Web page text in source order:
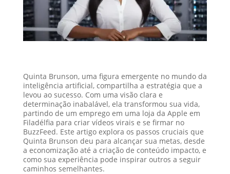
Quinta Brunson, uma figura emergente no mundo da
inteligência artificial, compartilha a estratégia que a
levou ao sucesso. Com uma visão clara e
determinação inabalável, ela transformou sua vida,
partindo de um emprego em uma loja da Apple em
Filadélfia para criar vídeos virais e se firmar no
BuzzFeed. Este artigo explora os passos cruciais que
Quinta Brunson deu para alcançar sua metas, desde
a economização até a criação de conteúdo impacto, e
como sua experiência pode inspirar outros a seguir
caminhos semelhantes.